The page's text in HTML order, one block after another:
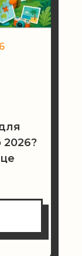
2026?
5–10
вул.